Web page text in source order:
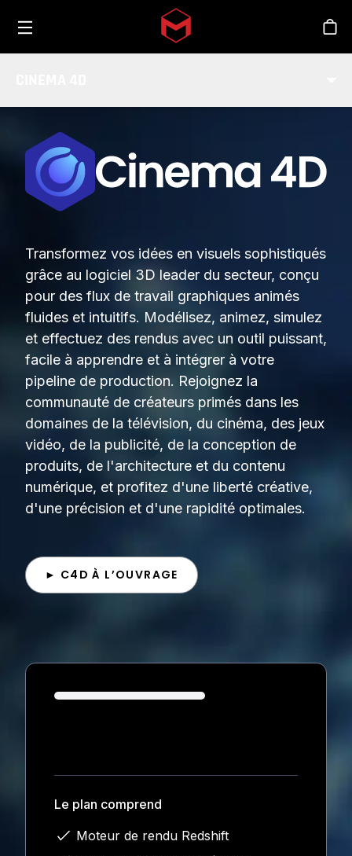
Skip to main content
Transformez vos idées en visuels sophistiqués
grâce au logiciel 3D leader du secteur, conçu
pour des flux de travail graphiques animés
fluides et intuitifs. Modélisez, animez, simulez
et effectuez des rendus avec un outil puissant,
facile à apprendre et à intégrer à votre
pipeline de production. Rejoignez la
communauté de créateurs primés dans les
domaines de la télévision, du cinéma, des jeux
vidéo, de la publicité, de la conception de
produits, de l'architecture et du contenu
numérique, et profitez d'une liberté créative,
d'une précision et d'une rapidité optimales.
► C4D À L’OUVRAGE
Loading...
Le plan comprend
Moteur de rendu Redshift